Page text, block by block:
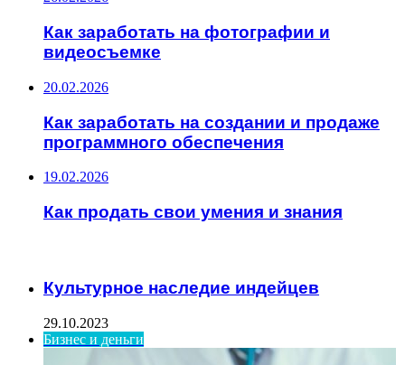
Как заработать на фотографии и
видеосъемке
20.02.2026
Как заработать на создании и продаже
программного обеспечения
19.02.2026
Как продать свои умения и знания
Культурное наследие индейцев
29.10.2023
Бизнес и деньги